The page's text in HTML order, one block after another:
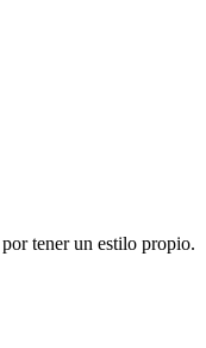
tener un estilo propio.